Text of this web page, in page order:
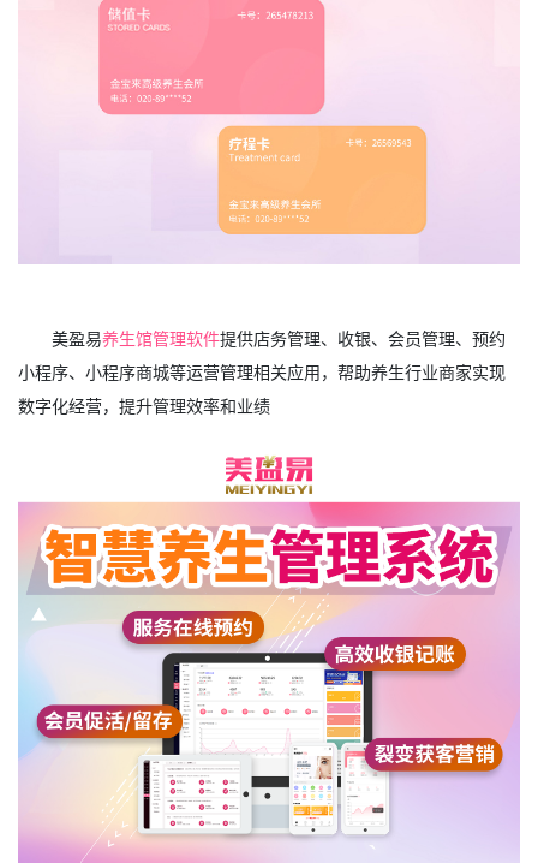
美盈易养生馆管理软件提供店务管理、收银、会员管理、预约
小程序、小程序商城等运营管理相关应用，帮助养生行业商家实现
数字化经营，提升管理效率和业绩